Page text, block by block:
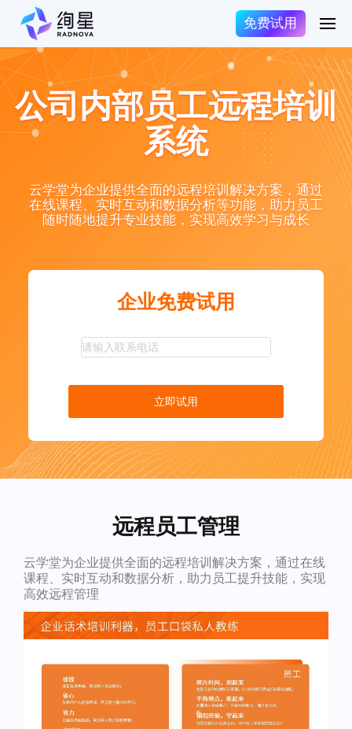
免费试用
公司内部员工远程培训
系统
云学堂为企业提供全面的远程培训解决方案，通过
在线课程、实时互动和数据分析等功能，助力员工
随时随地提升专业技能，实现高效学习与成长
企业免费试用
立即试用
远程员工管理
云学堂为企业提供全面的远程培训解决方案，通过在线
课程、实时互动和数据分析，助力员工提升技能，实现
高效远程管理